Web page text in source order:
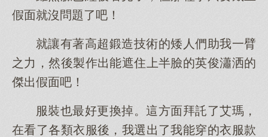
假面就沒問題了吧！
就讓有著高超鍛造技術的矮人們助我一臂
之力，然後製作出能遮住上半臉的英俊瀟洒的
傑出假面吧！
服裝也最好更換掉。這方面拜託了艾瑪，
在看了各類衣服後，我選出了我能穿的衣服款